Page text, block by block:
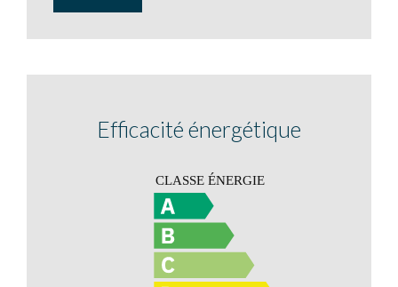
Efficacité énergétique